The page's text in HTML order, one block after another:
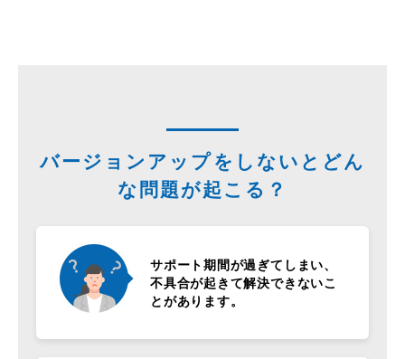
バージョンアップをしないとどん
な問題が起こる？
サポート期間が過ぎてしまい、
不具合が起きて解決できないこ
とがあります。